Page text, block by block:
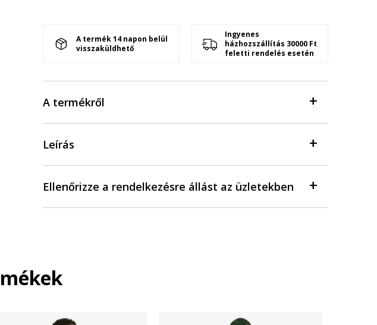
A termék 14 napon belül
visszaküldhető
Ingyenes
házhozszállítás 30000 Ft
feletti rendelés esetén
A termékről
Leírás
Ellenőrizze a rendelkezésre állást az üzletekben